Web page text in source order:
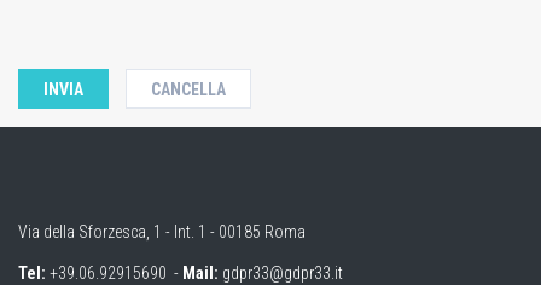
Via della Sforzesca, 1 - Int. 1 - 00185 Roma
Tel: +39.06.92915690 - Mail: gdpr33@gdpr33.it